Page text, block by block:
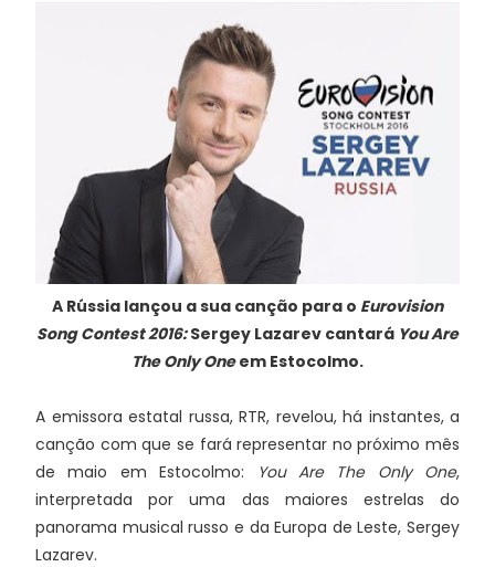
A Rússia lançou a sua canção para o Eurovision
Song Contest 2016:Sergey Lazarev cantará You Are
The Only Oneem Estocolmo.
A emissora estatal russa, RTR, revelou, há instantes, a
canção com que se fará representar no próximo mês
de maio em Estocolmo:
You Are The Only One,
interpretada por uma das maiores estrelas do
panorama musical russo e da Europa de Leste, Sergey
Lazarev.